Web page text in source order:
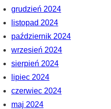
grudzień 2024
listopad 2024
październik 2024
wrzesień 2024
sierpień 2024
lipiec 2024
czerwiec 2024
maj 2024